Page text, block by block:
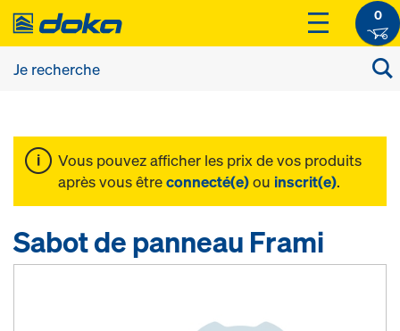
0
Vous pouvez afficher les prix de vos produits
après vous êtreconnecté(e)ou inscrit(e).
Sabot de panneau Frami